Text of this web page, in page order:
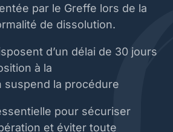
par le Greffe lors de la
de dissolution.
d’un délai de 30 jours
à la
suspend la procédure
pour sécuriser
et éviter toute